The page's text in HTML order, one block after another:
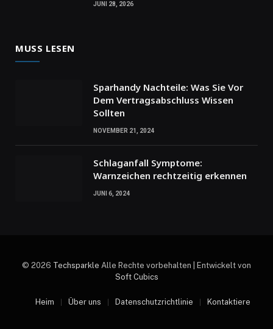
JUNI 28, 2026
MUSS LESEN
Sparhandy Nachteile: Was Sie Vor
Dem Vertragsabschluss Wissen
Sollten
NOVEMBER 21, 2024
Schlaganfall Symptome:
Warnzeichen rechtzeitig erkennen
JUNI 6, 2024
© 2026 Techsparkle Alle Rechte vorbehalten | Entwickelt von
Soft Cubics
Heim Über uns Datenschutzrichtlinie Kontaktiere